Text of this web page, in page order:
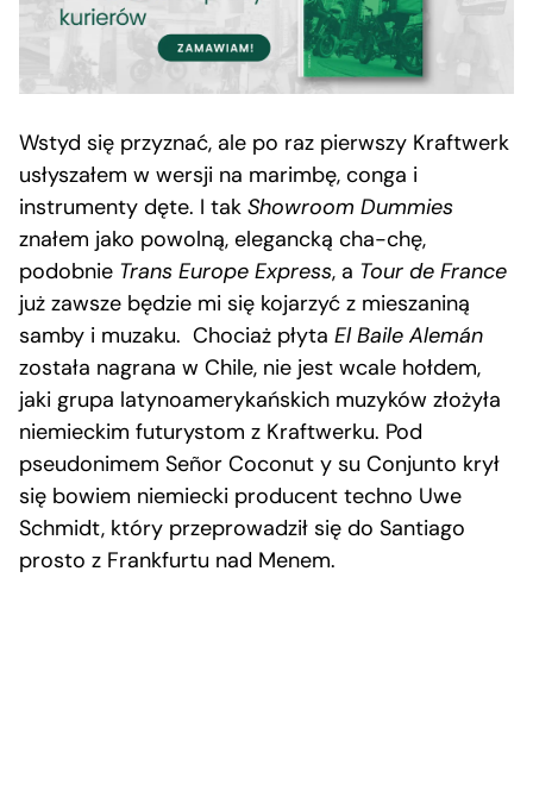
Wstyd się przyznać, ale po raz pierwszy Kraftwerk
usłyszałem w wersji na marimbę, conga i
instrumenty dęte. I tak Showroom Dummies
znałem jako powolną, elegancką cha-chę,
podobnie Trans Europe Express, a Tour de France
już zawsze będzie mi się kojarzyć z mieszaniną
samby i muzaku. Chociaż płyta El Baile Alemán
została nagrana w Chile, nie jest wcale hołdem,
jaki grupa latynoamerykańskich muzyków złożyła
niemieckim futurystom z Kraftwerku. Pod
pseudonimem Señor Coconut y su Conjunto krył
się bowiem niemiecki producent techno Uwe
Schmidt, który przeprowadził się do Santiago
prosto z Frankfurtu nad Menem.